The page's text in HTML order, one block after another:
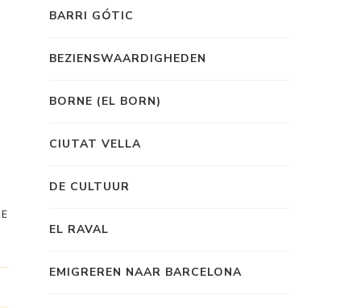
BARRI GÓTIC
BEZIENSWAARDIGHEDEN
BORNE (EL BORN)
CIUTAT VELLA
DE CULTUUR
EL RAVAL
EMIGREREN NAAR BARCELONA